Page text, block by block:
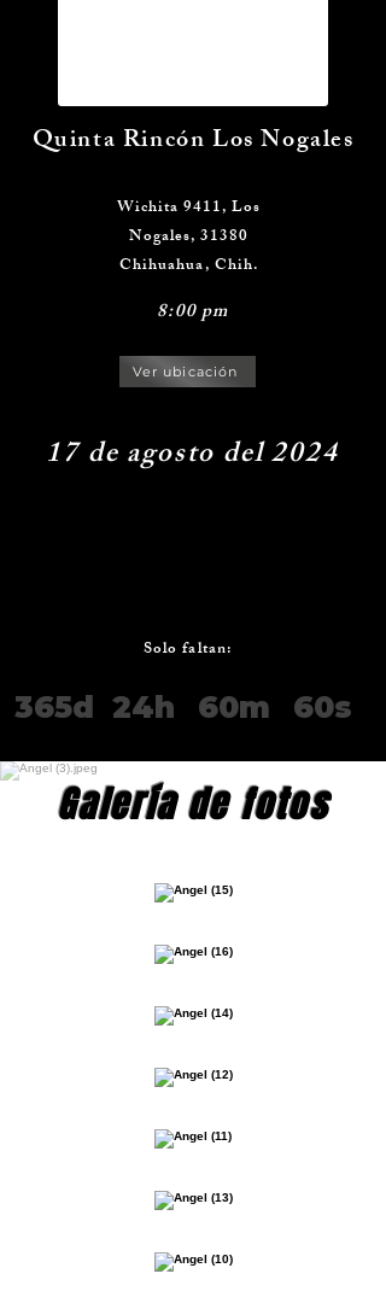
Quinta Rincón Los Nogales
Wichita 9411, Los
Nogales, 31380
Chihuahua, Chih.
8:00 pm
Ver ubicación
17 de agosto del 2024
Solo faltan:
365d 24h 60m 60s
Galería de fotos